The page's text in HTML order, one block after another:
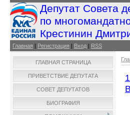
Депутат Совета
по
Крестинин
Главная | Регистрация | Вход | RSS
ГЛАВНАЯ СТРАНИЦА
ПРИВЕТСТВИЕ ДЕПУТАТА
СОВЕТ ДЕПУТАТОВ
БИОГРАФИЯ